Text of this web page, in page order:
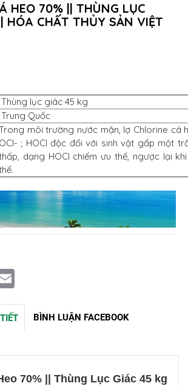
HEO 70% || THÙNG LỤC
HÓA CHẤT THỦY SẢN VIỆT
Thùng lục giác 45 kg
Trung Quốc
môi trường nước mặn, lợ Chlorine cá
OCl- ; HOCl độc đối với sinh vật gấp một
dạng HOCl chiếm ưu thế, ngược lại
BÌNH LUẬN FACEBOOK
70% || Thùng Lục Giác 45 kg